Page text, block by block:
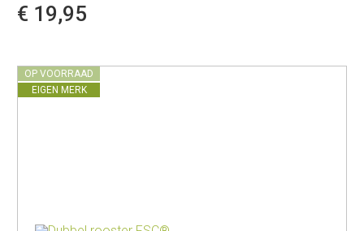
€ 19,95
OP VOORRAAD
EIGEN MERK